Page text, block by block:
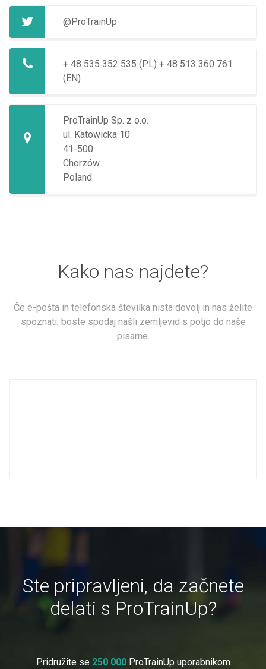
@ProTrainUp
+ 48 535 352 535 (PL) + 48 513 360 761
(EN)
ProTrainUp Sp. z o.o.
ul. Katowicka 10
41-500
Chorzów
Poland
Kako nas najdete?
Če e-pošta in telefonska številka nista dovolj in nas želite
spoznati, boste spodaj našli zemljevid s potjo do naše
pisarne.
Ste pripravljeni, da začnete
delati s ProTrainUp?
Pridružite se 250 000ProTrainUp uporabnikom